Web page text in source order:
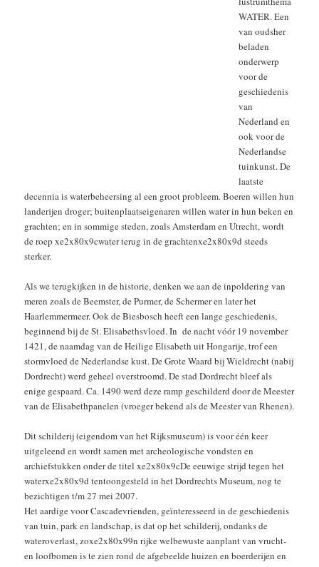
WATER. Een
van oudsher
beladen
onderwerp
voor de
geschiedenis
van
Nederland en
ook voor de
Nederlandse
tuinkunst. De
laatste
decennia is waterbeheersing al een groot probleem. Boeren willen hun
landerijen droger; buitenplaatseigenaren willen water in hun beken en
grachten; en in sommige steden, zoals Amsterdam en Utrecht, wordt
de roep xe2x80x9cwater terug in de grachtenxe2x80x9d steeds
sterker.
Als we terugkijken in de historie, denken we aan de inpoldering van
meren zoals de Beemster, de Purmer, de Schermer en later het
Haarlemmermeer. Ook de Biesbosch heeft een lange geschiedenis,
beginnend bij de St. Elisabethsvloed. In de nacht vóór 19 november
1421, de naamdag van de Heilige Elisabeth uit Hongarije, trof een
stormvloed de Nederlandse kust. De Grote Waard bij Wieldrecht (nabij
Dordrecht) werd geheel overstroomd. De stad Dordrecht bleef als
enige gespaard. Ca. 1490 werd deze ramp geschilderd door de Meester
van de Elisabethpanelen (vroeger bekend als de Meester van Rhenen).
Dit schilderij (eigendom van het Rijksmuseum) is voor één keer
uitgeleend en wordt samen met archeologische vondsten en
archiefstukken onder de titel xe2x80x9cDe eeuwige strijd tegen het
waterxe2x80x9d tentoongesteld in het Dordrechts Museum, nog te
bezichtigen t/m 27 mei 2007.
Het aardige voor Cascadevrienden, geïnteresseerd in de geschiedenis
van tuin, park en landschap, is dat op het schilderij, ondanks de
wateroverlast, zoxe2x80x99n rijke welbewuste aanplant van vrucht-
en loofbomen is te zien rond de afgebeelde huizen en boerderijen en